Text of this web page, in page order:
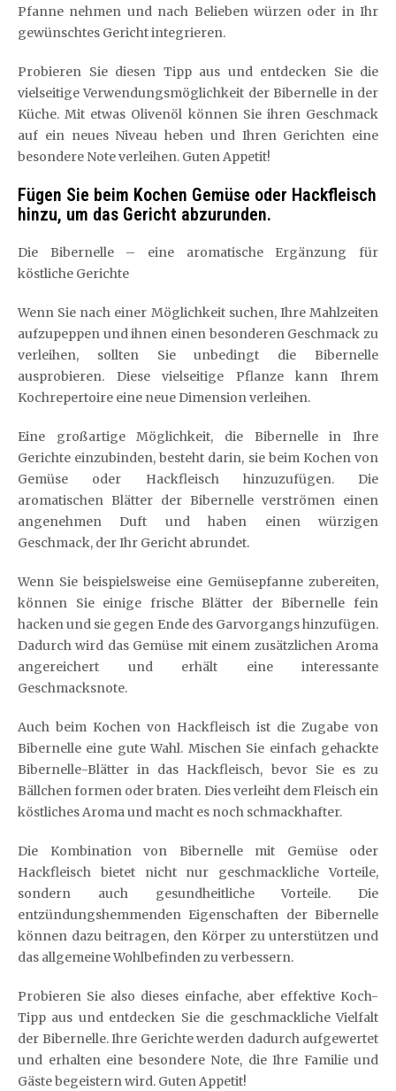
Pfanne nehmen und nach Belieben würzen oder in Ihr
gewünschtes Gericht integrieren.
Probieren Sie diesen Tipp aus und entdecken Sie die
vielseitige Verwendungsmöglichkeit der Bibernelle in der
Küche. Mit etwas Olivenöl können Sie ihren Geschmack
auf ein neues Niveau heben und Ihren Gerichten eine
besondere Note verleihen. Guten Appetit!
Fügen Sie beim Kochen Gemüse oder Hackfleisch
hinzu, um das Gericht abzurunden.
Die Bibernelle – eine aromatische Ergänzung für
köstliche Gerichte
Wenn Sie nach einer Möglichkeit suchen, Ihre Mahlzeiten
aufzupeppen und ihnen einen besonderen Geschmack zu
verleihen, sollten Sie unbedingt die Bibernelle
ausprobieren. Diese vielseitige Pflanze kann Ihrem
Kochrepertoire eine neue Dimension verleihen.
Eine großartige Möglichkeit, die Bibernelle in Ihre
Gerichte einzubinden, besteht darin, sie beim Kochen von
Gemüse oder Hackfleisch hinzuzufügen. Die
aromatischen Blätter der Bibernelle verströmen einen
angenehmen Duft und haben einen würzigen
Geschmack, der Ihr Gericht abrundet.
Wenn Sie beispielsweise eine Gemüsepfanne zubereiten,
können Sie einige frische Blätter der Bibernelle fein
hacken und sie gegen Ende des Garvorgangs hinzufügen.
Dadurch wird das Gemüse mit einem zusätzlichen Aroma
angereichert und erhält eine interessante
Geschmacksnote.
Auch beim Kochen von Hackfleisch ist die Zugabe von
Bibernelle eine gute Wahl. Mischen Sie einfach gehackte
Bibernelle-Blätter in das Hackfleisch, bevor Sie es zu
Bällchen formen oder braten. Dies verleiht dem Fleisch ein
köstliches Aroma und macht es noch schmackhafter.
Die Kombination von Bibernelle mit Gemüse oder
Hackfleisch bietet nicht nur geschmackliche Vorteile,
sondern auch gesundheitliche Vorteile. Die
entzündungshemmenden Eigenschaften der Bibernelle
können dazu beitragen, den Körper zu unterstützen und
das allgemeine Wohlbefinden zu verbessern.
Probieren Sie also dieses einfache, aber effektive Koch-
Tipp aus und entdecken Sie die geschmackliche Vielfalt
der Bibernelle. Ihre Gerichte werden dadurch aufgewertet
und erhalten eine besondere Note, die Ihre Familie und
Gäste begeistern wird. Guten Appetit!